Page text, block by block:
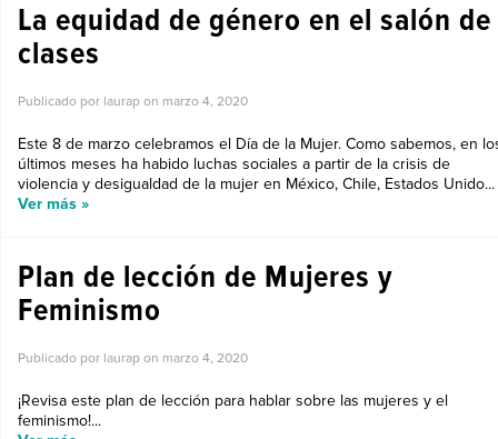
La equidad de género en el salón de
clases
Publicado por laurap on marzo 4, 2020
Este 8 de marzo celebramos el Día de la Mujer. Como sabemos, en
últimos meses ha habido luchas sociales a partir de la crisis de
violencia y desigualdad de la mujer en México, Chile, Estados Unido...
Ver más »
Plan de lección de Mujeres y
Feminismo
Publicado por laurap on marzo 4, 2020
¡Revisa este plan de lección para hablar sobre las mujeres y el
feminismo!...